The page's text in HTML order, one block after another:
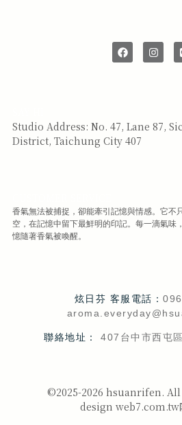
Studio Address: No. 47, Lane 87,
District, Taichung City 407
香氣無法被捕捉，卻能牽引記憶與情感。它不
空，在記憶中留下最鮮明的印記。每一滴氣味
憶隨著香氣被喚醒。
炫日芬 客服電話：
聯絡地址： 407台中市西屯
©2025-2026 hsuanrifen.
design web7.com.tw